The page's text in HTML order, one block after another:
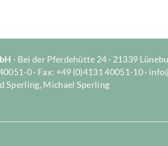
· Bei der Pferdehütte 24 · 21339
0 · Fax: +49 (0)4131 40051-10 ·
Sperling, Michael Sperling